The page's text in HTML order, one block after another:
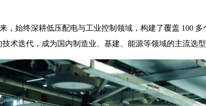
始终深耕低压配电与工业控制领域，构建了覆盖 100
术迭代，成为国内制造业、基建、能源等领域的主流选型